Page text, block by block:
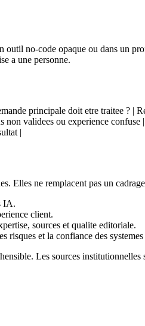
outil no-code opaque ou dans un
a une personne.
principale doit etre traitee ? |
validees ou experience
|
Elles ne remplacent pas un
IA.
client.
sources et qualite editoriale.
risques et la confiance des
Les sources